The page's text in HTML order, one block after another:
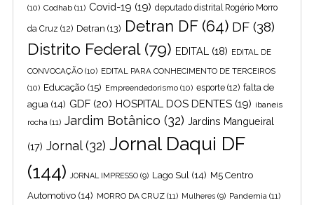
(10) Codhab (11) Covid-19 (19) deputado distrital Rogério Morro
da Cruz (12) Detran (13) Detran DF(64) DF (38)
Distrito Federal(79) EDITAL (18) EDITAL DE
CONVOCAÇÃO (10) EDITAL PARA CONHECIMENTO DE TERCEIROS
(10) Educação (15) Empreendedorismo (10) esporte (12) falta de
agua (14) GDF (20) HOSPITAL DOS DENTES (19) ibaneis
rocha (11) Jardim Botânico (32) Jardins Mangueiral
(17) Jornal(32) Jornal Daqui DF
(144)
JORNAL IMPRESSO (9) Lago Sul (14) M5 Centro
Automotivo (14) MORRO DA CRUZ (11) Mulheres (9) Pandemia (11)